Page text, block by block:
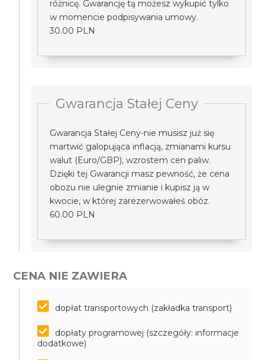
różnicę. Gwarancję tą możesz wykupić tylko
w momencie podpisywania umowy.
30.00 PLN
Gwarancja Stałej Ceny
Gwarancja Stałej Ceny-nie musisz już się
martwić galopująca inflacją, zmianami kursu
walut (Euro/GBP), wzrostem cen paliw.
Dzięki tej Gwarancji masz pewność, że cena
obozu nie ulegnie zmianie i kupisz ją w
kwocie, w której zarezerwowałeś obóz.
60.00 PLN
CENA NIE ZAWIERA
dopłat transportowych (zakładka transport)
dopłaty programowej (szczegóły: informacje
dodatkowe)